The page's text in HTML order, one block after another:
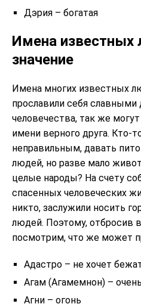
Дэрия – богатая
Имена известных
значение
Имена многих известных
прославили себя славными
человечества, так же
имени верного друга. Кто-
неправильным, давать
людей, но разве мало
целые народы? На счету
спасенных человеческих
никто, заслужили носить
людей. Поэтому, отбросив
посмотрим, что же может
Адастро – не хочет
Агам (Агамемнон) –
Агни – огонь